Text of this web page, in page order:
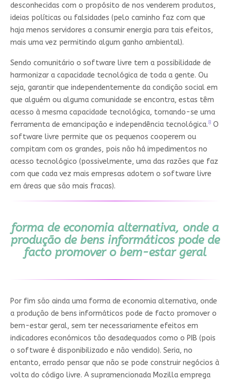
desconhecidas com o propósito de nos venderem produtos,
ideias políticas ou falsidades (pelo caminho faz com que
haja menos servidores a consumir energia para tais efeitos,
mais uma vez permitindo algum ganho ambiental).
Sendo comunitário o software livre tem a possibilidade de
harmonizar a capacidade tecnológica de toda a gente. Ou
seja, garantir que independentemente da condição social em
que alguém ou alguma comunidade se encontra, estas têm
acesso à mesma capacidade tecnológica, tornando-se uma
ferramenta de emancipação e independência tecnológica.8O
software livre permite que os pequenos cooperem ou
compitam com os grandes, pois não há impedimentos no
acesso tecnológico (possivelmente, uma das razões que faz
com que cada vez mais empresas adotem o software livre
em áreas que são mais fracas).
forma de economia alternativa, onde a
produção de bens informáticos pode de
facto promover o bem-estar geral
Por fim são ainda uma forma de economia alternativa, onde
a produção de bens informáticos pode de facto promover o
bem-estar geral, sem ter necessariamente efeitos em
indicadores económicos tão desadequados como o PIB (pois
o software é disponibilizado e não vendido). Seria, no
entanto, errado pensar que não se pode construir negócios à
volta do código livre. A supramencionada Mozilla emprega